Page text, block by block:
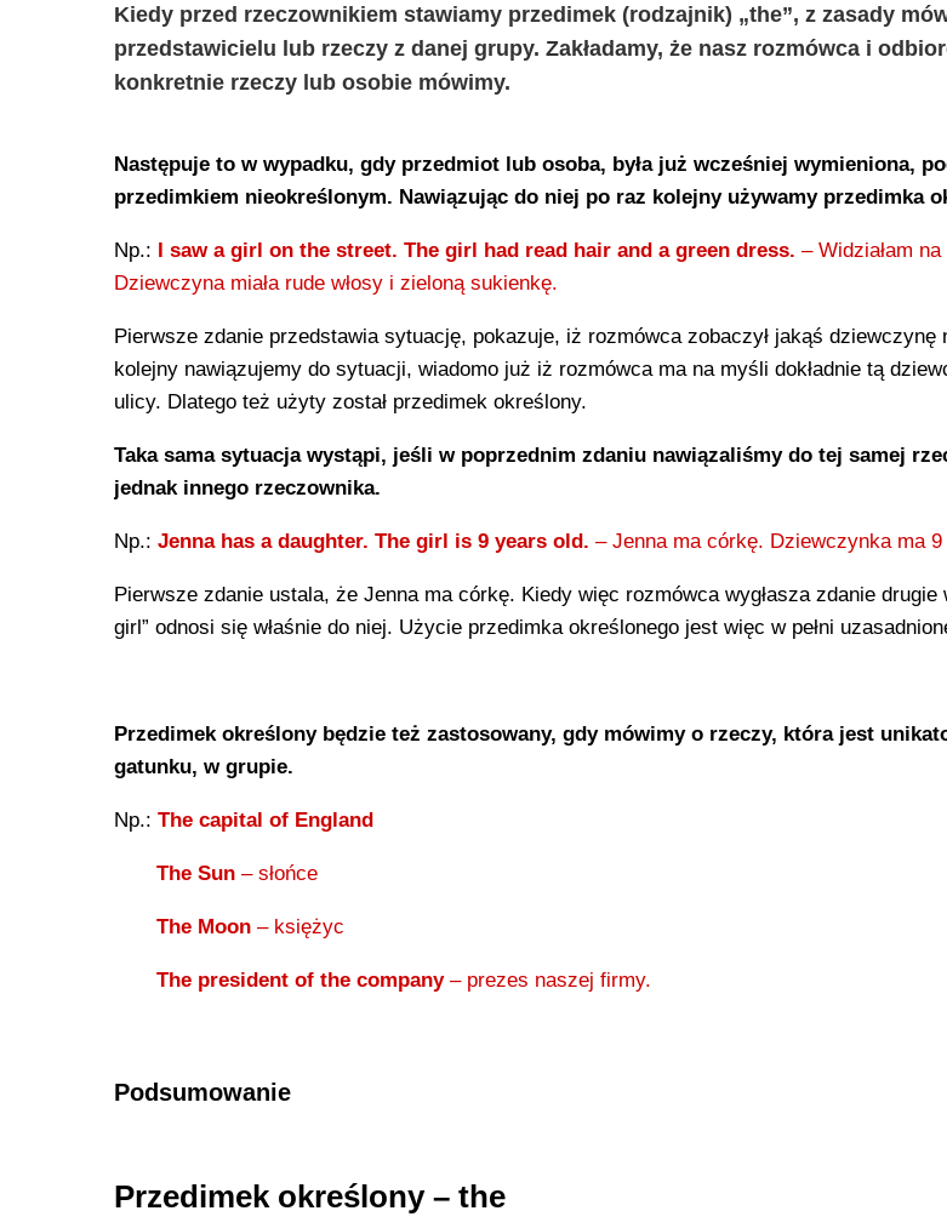
Kiedy przed rzeczownikiem stawiamy przedimek (rodzajnik) „the”, z zasady
przedstawicielu lub rzeczy z danej grupy. Zakładamy, że nasz rozmówca i
konkretnie rzeczy lub osobie mówimy.
Następuje to w wypadku, gdy przedmiot lub osoba, była już wcześniej wymieniona,
przedimkiem nieokreślonym. Nawiązując do niej po raz kolejny używamy przedimka
Np.: I saw a girl on the street. The girl had read hair and a green dress. – Widziałam
Dziewczyna miała rude włosy i zieloną sukienkę.
Pierwsze zdanie przedstawia sytuację, pokazuje, iż rozmówca zobaczył jakąś dziewczynę
kolejny nawiązujemy do sytuacji, wiadomo już iż rozmówca ma na myśli dokładnie tą
ulicy. Dlatego też użyty został przedimek określony.
Taka sama sytuacja wystąpi, jeśli w poprzednim zdaniu nawiązaliśmy do tej samej
jednak innego rzeczownika.
Np.: Jenna has a daughter. The girl is 9 years old. – Jenna ma córkę. Dziewczynka ma 9
Pierwsze zdanie ustala, że Jenna ma córkę. Kiedy więc rozmówca wygłasza zdanie drugie
girl” odnosi się właśnie do niej. Użycie przedimka określonego jest więc w pełni
Przedimek określony będzie też zastosowany, gdy mówimy o rzeczy, która jest
gatunku, w grupie.
Np.: The capital of England
The Sun – słońce
The Moon – księżyc
The president of the company– prezes naszej firmy.
Podsumowanie
Przedimek określony – the